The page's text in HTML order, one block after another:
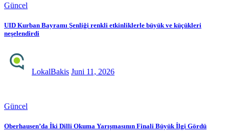
Güncel
UID Kurban Bayramı Şenliği renkli etkinliklerle büyük ve küçükleri
neşelendirdi
LokalBakis Juni 11, 2026
Güncel
Oberhausen’da İki Dilli Okuma Yarışmasının Finali Büyük İlgi Gördü